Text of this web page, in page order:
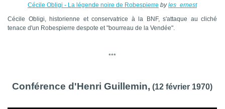
Cécile Obligi - La légende noire de Robespierre byles_ernest
Cécile Obligi, historienne et conservatrice à la BNF, s'attaque au cliché
tenace d'un Robespierre despote et "bourreau de la Vendée".
***
Conférence d'Henri Guillemin, (12 février 1970)